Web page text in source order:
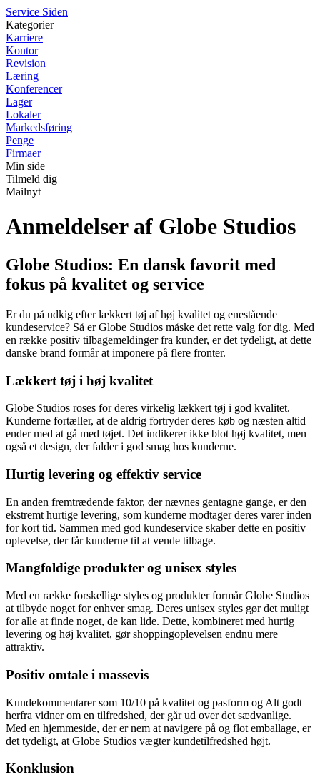
Service Siden
Kategorier
Karriere
Kontor
Revision
Læring
Konferencer
Lager
Lokaler
Markedsføring
Penge
Firmaer
Min side
Tilmeld dig
Mailnyt
Anmeldelser af Globe Studios
Globe Studios: En dansk favorit med
fokus på kvalitet og service
Er du på udkig efter lækkert tøj af høj kvalitet og enestående
kundeservice? Så er Globe Studios måske det rette valg for dig. Med
en række positiv tilbagemeldinger fra kunder, er det tydeligt, at dette
danske brand formår at imponere på flere fronter.
Lækkert tøj i høj kvalitet
Globe Studios roses for deres virkelig lækkert tøj i god kvalitet.
Kunderne fortæller, at de aldrig fortryder deres køb og næsten altid
ender med at gå med tøjet. Det indikerer ikke blot høj kvalitet, men
også et design, der falder i god smag hos kunderne.
Hurtig levering og effektiv service
En anden fremtrædende faktor, der nævnes gentagne gange, er den
ekstremt hurtige levering, som kunderne modtager deres varer inden
for kort tid. Sammen med god kundeservice skaber dette en positiv
oplevelse, der får kunderne til at vende tilbage.
Mangfoldige produkter og unisex styles
Med en række forskellige styles og produkter formår Globe Studios
at tilbyde noget for enhver smag. Deres unisex styles gør det muligt
for alle at finde noget, de kan lide. Dette, kombineret med hurtig
levering og høj kvalitet, gør shoppingoplevelsen endnu mere
attraktiv.
Positiv omtale i massevis
Kundekommentarer som 10/10 på kvalitet og pasform og Alt godt
herfra vidner om en tilfredshed, der går ud over det sædvanlige.
Med en hjemmeside, der er nem at navigere på og flot emballage, er
det tydeligt, at Globe Studios vægter kundetilfredshed højt.
Konklusion